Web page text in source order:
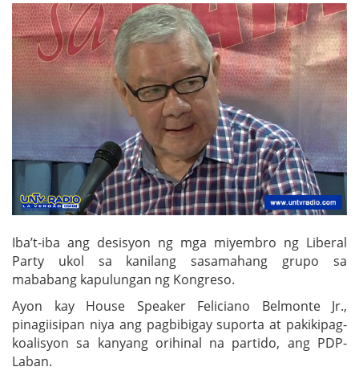
Iba’t-iba ang desisyon ng mga miyembro ng Liberal
Party ukol sa kanilang sasamahang grupo sa
mababang kapulungan ng Kongreso.
Ayon kay House Speaker Feliciano Belmonte Jr.,
pinagiisipan niya ang pagbibigay suporta at pakikipag-
koalisyon sa kanyang orihinal na partido, ang PDP-
Laban.